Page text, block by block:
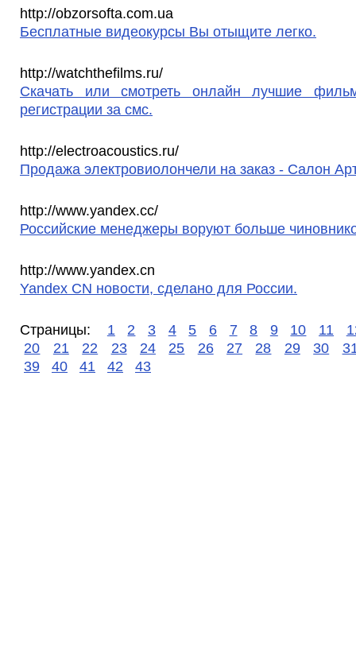
http://obzorsofta.com.ua
Бесплатные видеокурсы Вы отыщите легко.
http://watchthefilms.ru/
Скачать или смотреть онлайн лучшие
регистрации за смс.
http://electroacoustics.ru/
Продажа электровиолончели на заказ - Салон
http://www.yandex.cc/
Российские менеджеры воруют больше
http://www.yandex.cn
Yandex CN новости, сделано для России.
Страницы: 1 2 3 4 5 6 7 8 9 10 11
20
21 22 23 24 25 26 27 28 29 30
39
40 41 42 43